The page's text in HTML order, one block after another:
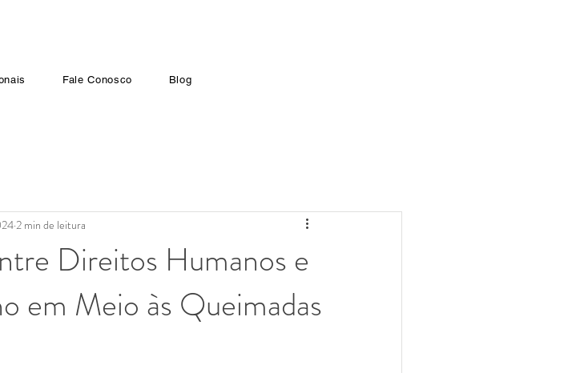
Fale Conosco Blog
Direitos Humanos e
em Meio às Queimadas
2 min de leitura